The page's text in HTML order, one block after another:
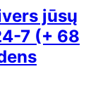
jūsų
7 (+ 68